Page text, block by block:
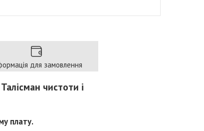
для замовлення
чистоти і
плату.